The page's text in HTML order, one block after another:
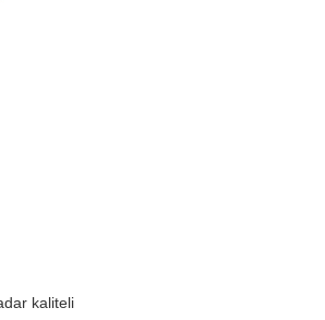
kaliteli